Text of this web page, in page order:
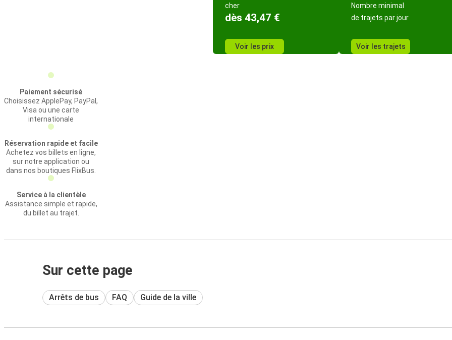
cher
dès 43,47 €
Voir les prix
Nombre minimal
de trajets par jour
Voir les trajets
Paiement sécurisé
Choisissez ApplePay, PayPal,
Visa ou une carte
internationale
Réservation rapide et facile
Achetez vos billets en ligne,
sur notre application ou
dans nos boutiques FlixBus.
Service à la clientèle
Assistance simple et rapide,
du billet au trajet.
Sur cette page
Arrêts de bus FAQ Guide de la ville